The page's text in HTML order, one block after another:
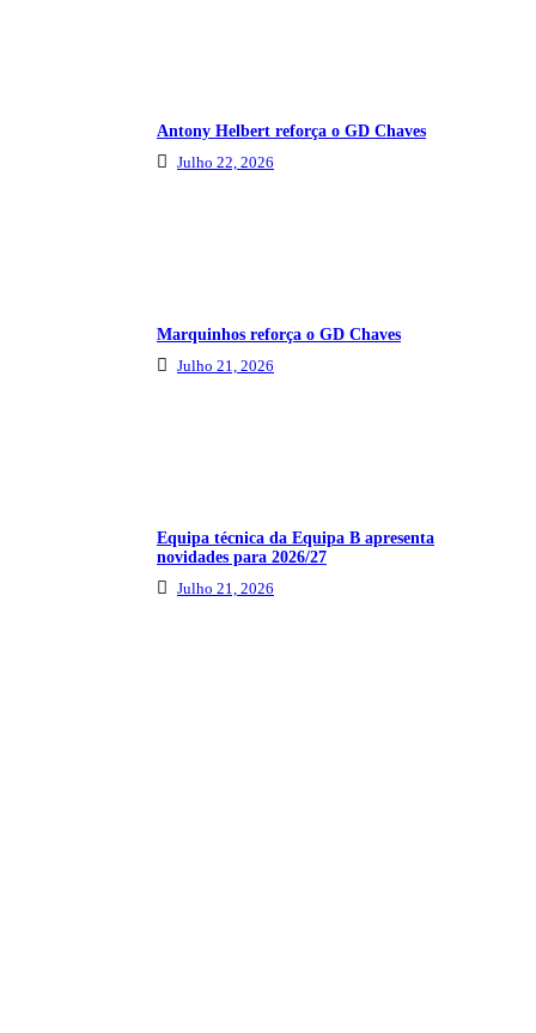
Antony Helbert reforça o GD Chaves
Julho 22, 2026
Marquinhos reforça o GD Chaves
Julho 21, 2026
Equipa técnica da Equipa B apresenta
novidades para 2026/27
Julho 21, 2026